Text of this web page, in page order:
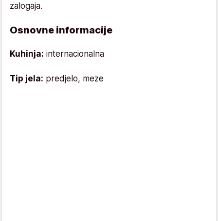
zalogaja.
Osnovne informacije
Kuhinja: internacionalna
Tip jela: predjelo, meze